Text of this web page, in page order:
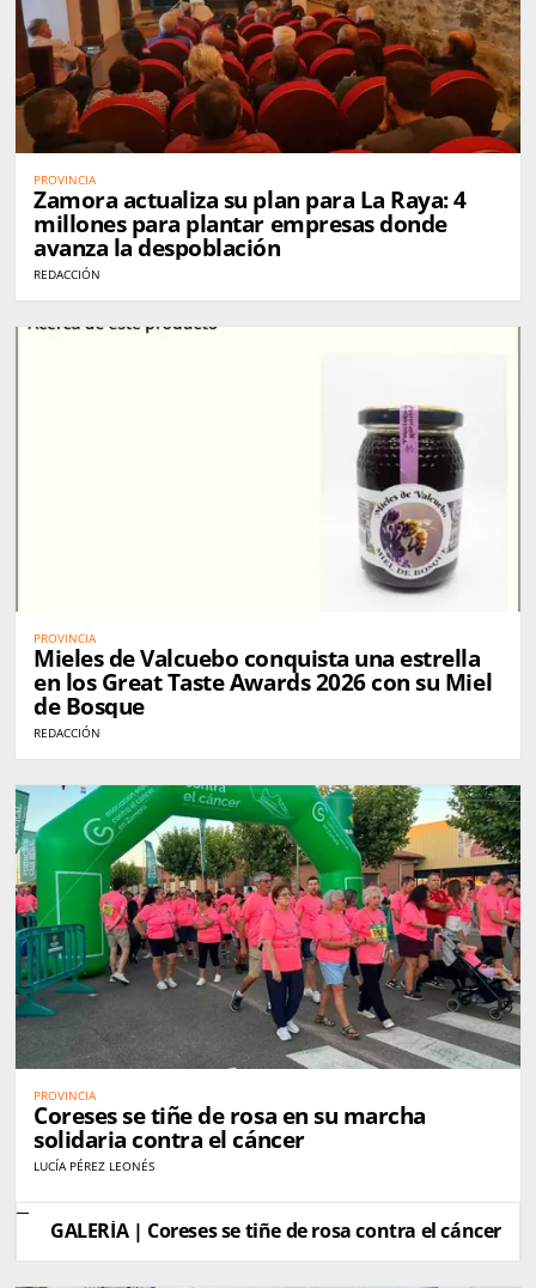
PROVINCIA
Zamora actualiza su plan para La Raya: 4
millones para plantar empresas donde
avanza la despoblación
REDACCIÓN
PROVINCIA
Mieles de Valcuebo conquista una estrella
en los Great Taste Awards 2026 con su Miel
de Bosque
REDACCIÓN
PROVINCIA
Coreses se tiñe de rosa en su marcha
solidaria contra el cáncer
LUCÍA PÉREZ LEONÉS
GALERÍA | Coreses se tiñe de rosa contra el cáncer